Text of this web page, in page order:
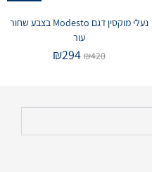
נעלי מוקסין דגם Modesto בצבע שחור
עור
₪420
₪294